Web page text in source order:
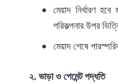
মেয়াদ নির্ধারণ
পরিকল্পনার উপর
মেয়াদ শেষে
২. ভাড়া ও পেমেন্ট পদ্ধতি